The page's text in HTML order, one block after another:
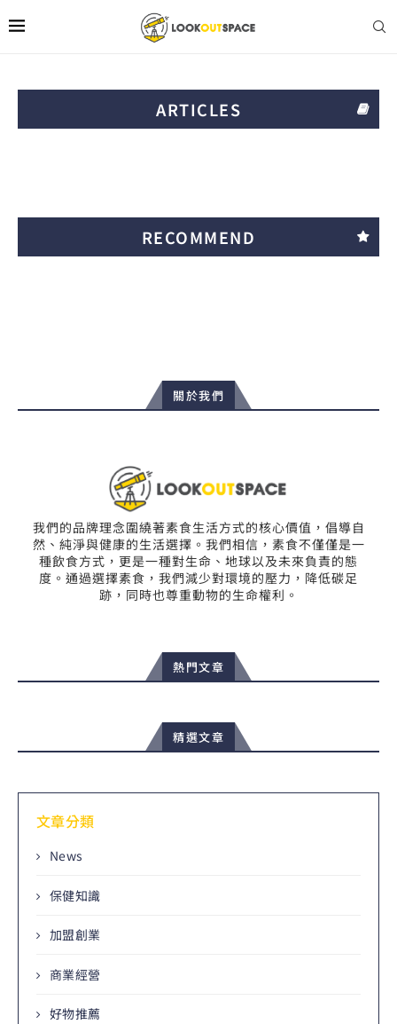
ARTICLES
RECOMMEND
關於我們
我們的品牌理念圍繞著素食生活方式的核心價值，倡導自
然、純淨與健康的生活選擇。我們相信，素食不僅僅是一
種飲食方式，更是一種對生命、地球以及未來負責的態
度。通過選擇素食，我們減少對環境的壓力，降低碳足
跡，同時也尊重動物的生命權利。
熱門文章
精選文章
文章分類
News
保健知識
加盟創業
商業經營
好物推薦